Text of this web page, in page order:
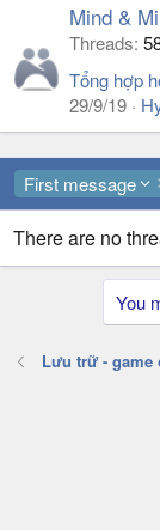
Mind &
Threads
29/9/19
First message
D
e
s
i
There are no
You
Lưu trữ - game